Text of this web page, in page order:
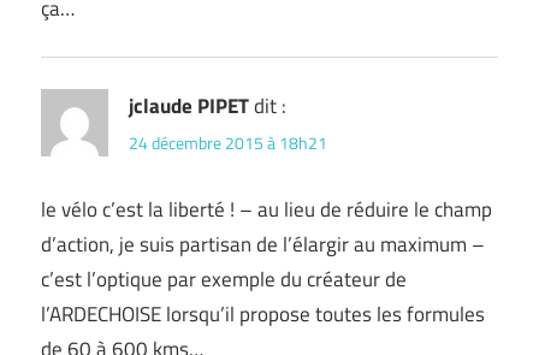
ça…
jclaude PIPETdit :
24 décembre 2015 à 18h21
le vélo c’est la liberté ! – au lieu de réduire le champ
d’action, je suis partisan de l’élargir au maximum –
c’est l’optique par exemple du créateur de
l’ARDECHOISE lorsqu’il propose toutes les formules
de 60 à 600 kms…